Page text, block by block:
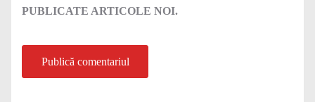
PUBLICATE ARTICOLE NOI.